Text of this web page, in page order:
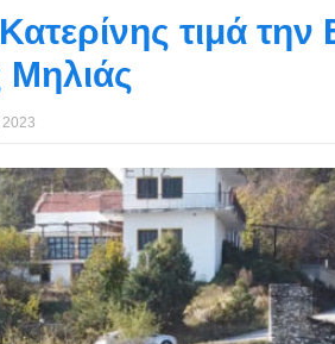
τιμά
2023